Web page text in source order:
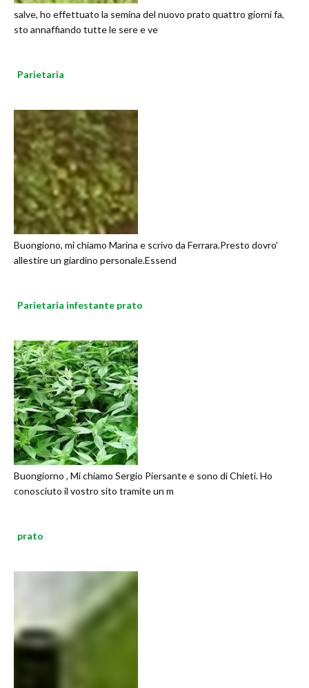
salve, ho effettuato la semina del nuovo prato quattro giorni fa,
sto annaffiando tutte le sere e ve
Parietaria
Buongiono, mi chiamo Marina e scrivo da Ferrara.Presto dovro'
allestire un giardino personale.Essend
Parietaria infestante prato
Buongiorno , Mi chiamo Sergio Piersante e sono di Chieti. Ho
conosciuto il vostro sito tramite un m
prato